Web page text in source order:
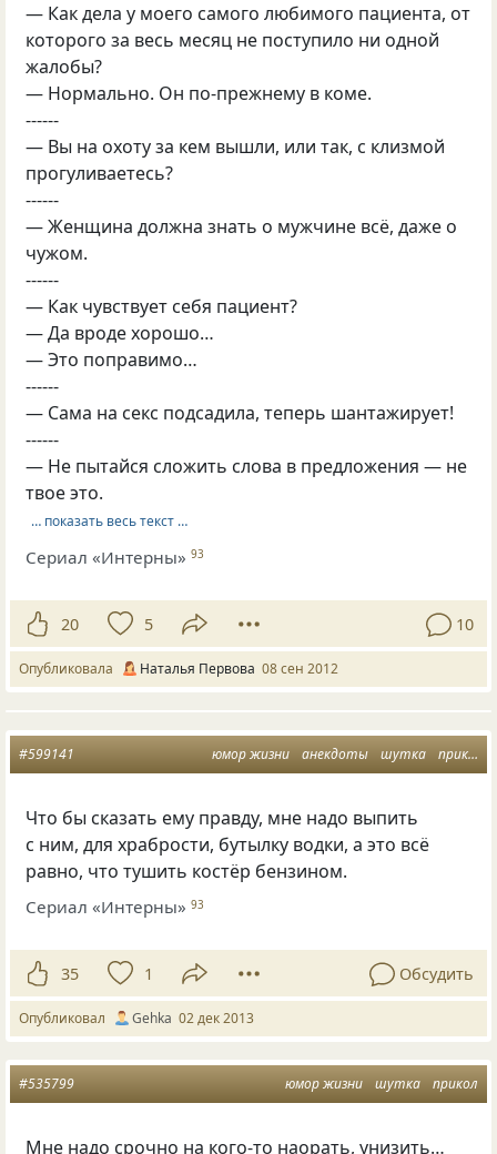
— Как дела у моего самого любимого пациента, от
которого за весь месяц не поступило ни одной
жалобы?
— Нормально. Он по-прежнему в коме.
------
— Вы на охоту за кем вышли, или так, с клизмой
прогуливаетесь?
------
— Женщина должна знать о мужчине всё, даже о
чужом.
------
— Как чувствует себя пациент?
— Да вроде хорошо…
— Это поправимо…
------
— Сама на секс подсадила, теперь шантажирует!
------
— Не пытайся сложить слова в предложения — не
твое это.
… показать весь текст …
Сериал «Интерны» 93
20 5 10
Опубликовала Наталья Первова 08 сен 2012
юмор жизни анекдоты шутка прикол
#599141
Что бы сказать ему правду, мне надо выпить
с ним, для храбрости, бутылку водки, а это всё
равно, что тушить костёр бензином.
Сериал «Интерны» 93
35 1 Обсудить
Опубликовал Gehka 02 дек 2013
юмор жизни шутка прикол
#535799
Мне надо срочно на кого-то наорать, унизить…